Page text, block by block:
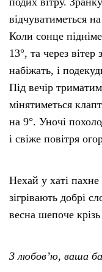
відчуватиметься
Коли сонце
13°, та через
набіжать, і
Під вечір
мінятиметься
на 9°. Уночі
і свіже повітря
Нехай у хаті
зігрівають добрі
весна шепоче
З любов’ю, ваша